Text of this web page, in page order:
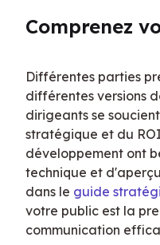
Comprenez
Différentes parties
différentes versions
dirigeants se
stratégique et du
développement ont
technique et
dans le guide
votre public est la
communication